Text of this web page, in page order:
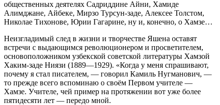
общественных деятелях Садриддине Айни, Хамиде
Алимджане, Айбеке, Мирзо Турсун-заде, Алексее Толстом,
Николае Тихонове, Юрии Гагарине, ну и, конечно, о Хамзе…
Неизгладимый след в жизни и творчестве Яшена оставят
встречи с выдающимся революционером и просветителем,
основоположником узбекской советской литературы Хамзой
Хаким-заде Ниязи (1889—1929). «Когда у меня спрашивают,
почему я стал писателем, — говорил Камиль Нугманович, —
то прежде всего вспоминаю о своём Первом учителе —
Хамзе. Учителе, чей пример на протяжении вот уже более
пятидесяти лет — передо мной.